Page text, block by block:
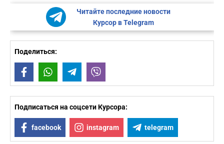
Читайте последние новости
Курсор в Telegram
Поделиться:
FacebookWhatsAppTelegram
Подписаться на соцсети Курсора:
facebook instagram telegram